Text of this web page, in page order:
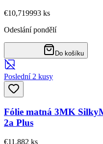
€10,719993 ks
Odeslání pondělí
Do košíku
Poslední 2 kusy
Fólie matná 3MK
2a Plus
€11,882 ks